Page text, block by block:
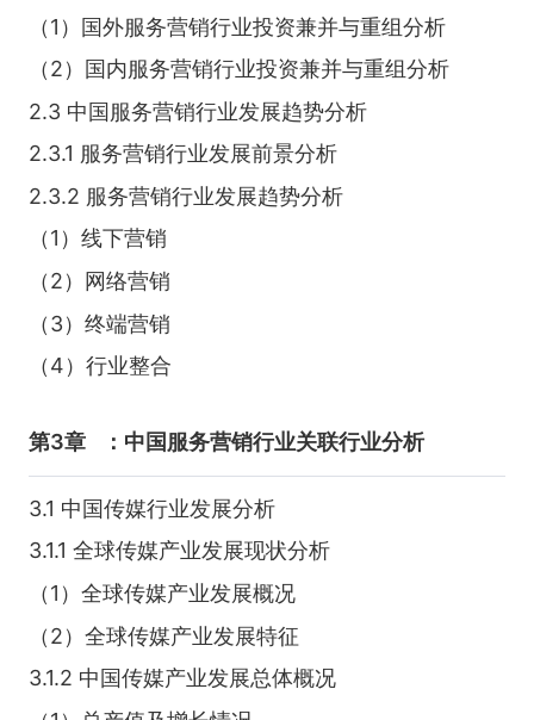
（1）国外服务营销行业投资兼并与重组分析
（2）国内服务营销行业投资兼并与重组分析
2.3 中国服务营销行业发展趋势分析
2.3.1 服务营销行业发展前景分析
2.3.2 服务营销行业发展趋势分析
（1）线下营销
（2）网络营销
（3）终端营销
（4）行业整合
第3章 ：中国服务营销行业关联行业分析
3.1 中国传媒行业发展分析
3.1.1 全球传媒产业发展现状分析
（1）全球传媒产业发展概况
（2）全球传媒产业发展特征
3.1.2 中国传媒产业发展总体概况